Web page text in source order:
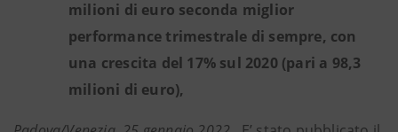
milioni di euro seconda miglior
performance trimestrale di sempre, con
una crescita del 17% sul 2020 (pari a 98,3
milioni di euro),